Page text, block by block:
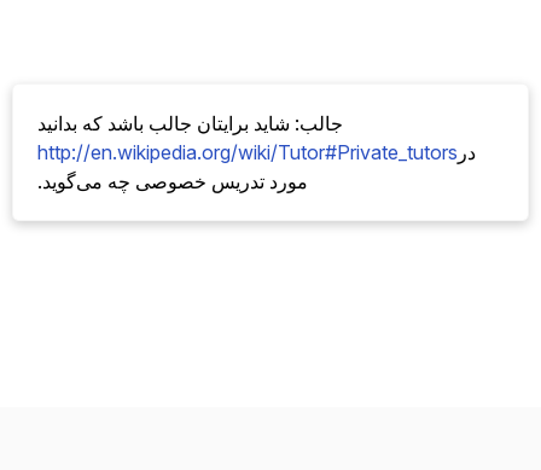
جالب: شاید برایتان جالب باشد که بدانید
http://en.wikipedia.org/wiki/Tutor#Private_tutors در
مورد تدریس خصوصی چه می‌گوید.